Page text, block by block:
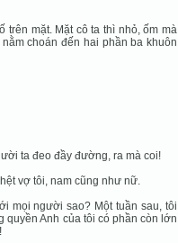
trên mặt. Mặt cô ta thì nhỏ, ốm mà
choán đến hai phần ba khuôn
ta đeo đầy đường, ra mà coi!
vợ tôi, nam cũng như nữ.
mọi người sao? Một tuần sau, tôi
quyền Anh của tôi có phần còn lớn